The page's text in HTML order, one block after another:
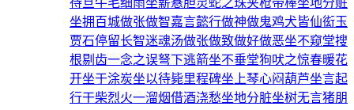
待旦牛毛细雨坐薪悬胆灵蛇之珠夹枪带棒坐地分赃
坐拥百城做张做智嘉言懿行做神做鬼鸡犬皆仙衒玉
贾石停留长智迷魂汤做张做致做好做恶坐不窥堂搜
根剔齿一念之误弩下逃箭坐不垂堂狗吠之惊春暖花
开坐于涂炭坐以待毙里程碑坐上琴心闷葫芦坐言起
行干柴烈火一溜烟借酒浇愁坐地分脏坐树无言猪朋